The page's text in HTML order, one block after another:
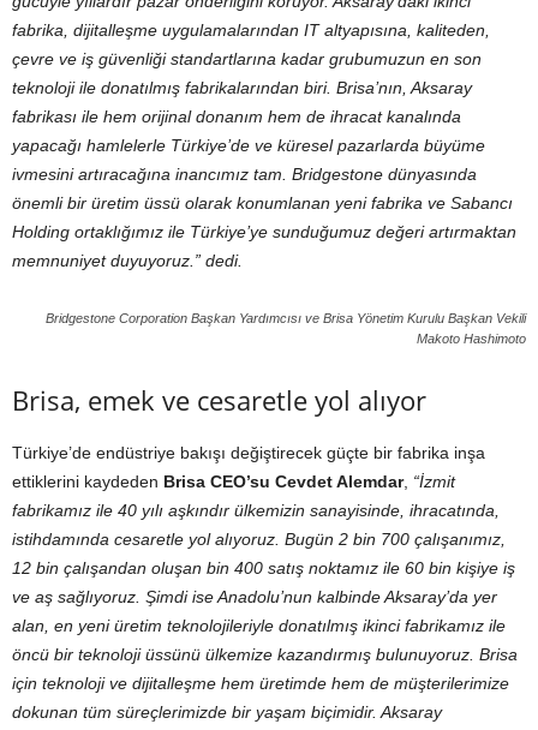
fabrika, dijitalleşme uygulamalarından IT altyapısına, kaliteden,
çevre ve iş güvenliği standartlarına kadar grubumuzun en son
teknoloji ile donatılmış fabrikalarından biri. Brisa’nın, Aksaray
fabrikası ile hem orijinal donanım hem de ihracat kanalında
yapacağı hamlelerle Türkiye’de ve küresel pazarlarda büyüme
ivmesini artıracağına inancımız tam. Bridgestone dünyasında
önemli bir üretim üssü olarak konumlanan yeni fabrika ve Sabancı
Holding ortaklığımız ile Türkiye’ye sunduğumuz değeri artırmaktan
memnuniyet duyuyoruz.” dedi.
Bridgestone Corporation Başkan Yardımcısı ve Brisa Yönetim Kurulu Başkan Vekili
Makoto Hashimoto
Brisa, emek ve cesaretle yol alıyor
Türkiye’de endüstriye bakışı değiştirecek güçte bir fabrika inşa
ettiklerini kaydeden Brisa CEO’su Cevdet Alemdar, “İzmit
fabrikamız ile 40 yılı aşkındır ülkemizin sanayisinde, ihracatında,
istihdamında cesaretle yol alıyoruz. Bugün 2 bin 700 çalışanımız,
12 bin çalışandan oluşan bin 400 satış noktamız ile 60 bin kişiye iş
ve aş sağlıyoruz. Şimdi ise Anadolu’nun kalbinde Aksaray’da yer
alan, en yeni üretim teknolojileriyle donatılmış ikinci fabrikamız ile
öncü bir teknoloji üssünü ülkemize kazandırmış bulunuyoruz. Brisa
için teknoloji ve dijitalleşme hem üretimde hem de müşterilerimize
dokunan tüm süreçlerimizde bir yaşam biçimidir. Aksaray